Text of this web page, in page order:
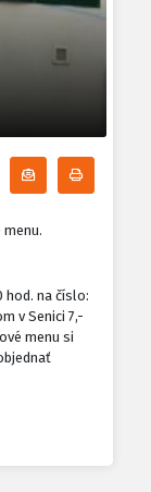
Odoberať
menu.
hod. na číslo:
v Senici 7,-
menu si